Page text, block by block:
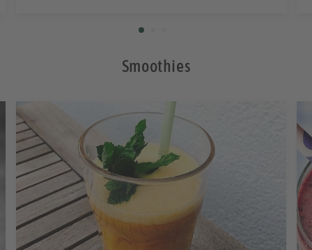
Smoothies